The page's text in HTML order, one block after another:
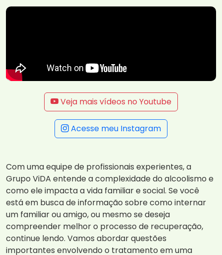
Veja mais vídeos no Youtube
Acesse meu Instagram
Com uma equipe de profissionais experientes, a
Grupo ViDA entende a complexidade do alcoolismo e
como ele impacta a vida familiar e social. Se você
está em busca de informação sobre como internar
um familiar ou amigo, ou mesmo se deseja
compreender melhor o processo de recuperação,
continue lendo. Vamos abordar questões
importantes envolvendo o tratamento em uma